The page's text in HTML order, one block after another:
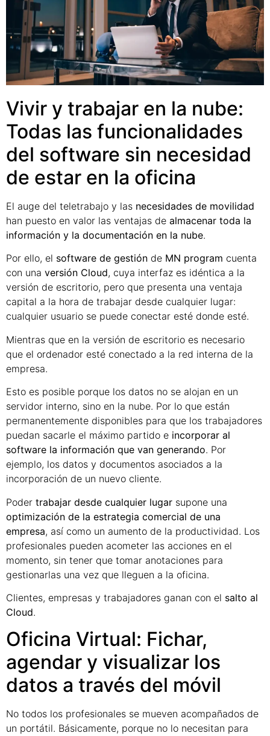
Vivir y trabajar en la nube:
Todas las funcionalidades
del software sin necesidad
de estar en la oficina
El auge del teletrabajo y las necesidades de movilidad
han puesto en valor las ventajas de almacenar toda la
información y la documentación en la nube.
Por ello, el software de gestión de MN program cuenta
con una versión Cloud, cuya interfaz es idéntica a la
versión de escritorio, pero que presenta una ventaja
capital a la hora de trabajar desde cualquier lugar:
cualquier usuario se puede conectar esté donde esté.
Mientras que en la versión de escritorio es necesario
que el ordenador esté conectado a la red interna de la
empresa.
Esto es posible porque los datos no se alojan en un
servidor interno, sino en la nube. Por lo que están
permanentemente disponibles para que los trabajadores
puedan sacarle el máximo partido e incorporar al
software la información que van generando. Por
ejemplo, los datos y documentos asociados a la
incorporación de un nuevo cliente.
Poder trabajar desde cualquier lugar supone una
optimización de la estrategia comercial de una
empresa, así como un aumento de la productividad. Los
profesionales pueden acometer las acciones en el
momento, sin tener que tomar anotaciones para
gestionarlas una vez que lleguen a la oficina.
Clientes, empresas y trabajadores ganan con el salto al
Cloud.
Oficina Virtual: Fichar,
agendar y visualizar los
datos a través del móvil
No todos los profesionales se mueven acompañados de
un portátil. Básicamente, porque no lo necesitan para